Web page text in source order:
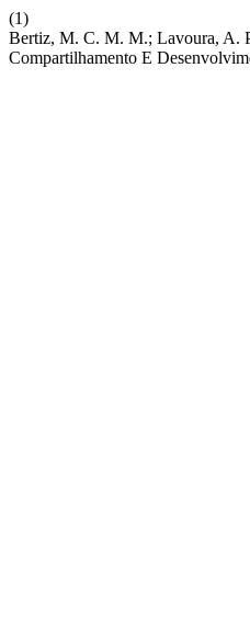
(1)
Bertiz, M. C. M. M.; Lavoura, A.
Compartilhamento E